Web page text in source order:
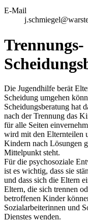
E-Mail
Die Jugendhilfe berät
Scheidung umgehen
Scheidungsberatung hat
nach der Trennung das
für alle Seiten
wird mit den Elternteilen
Kindern nach Lösungen
Mittelpunkt steht.
Für die psychosoziale
ist es wichtig, dass sie
und dass sich die Eltern
Eltern, die sich trennen
betroffenen Kinder
Sozialarbeiterinnen und
Dienstes wenden.